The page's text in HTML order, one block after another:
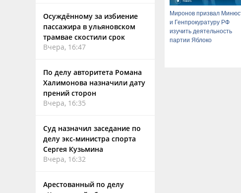
Осуждённому за избиение
пассажира в ульяновском
трамвае скостили срок
Вчера, 16:47
По делу авторитета Романа
Халимонова назначили дату
прений сторон
Вчера, 16:35
Суд назначил заседание по
делу экс-министра спорта
Сергея Кузьмина
Вчера, 16:32
Арестованный по делу
Миронов призвал
и Генпрокуратуру РФ
изучить деятельность
партии Яблоко